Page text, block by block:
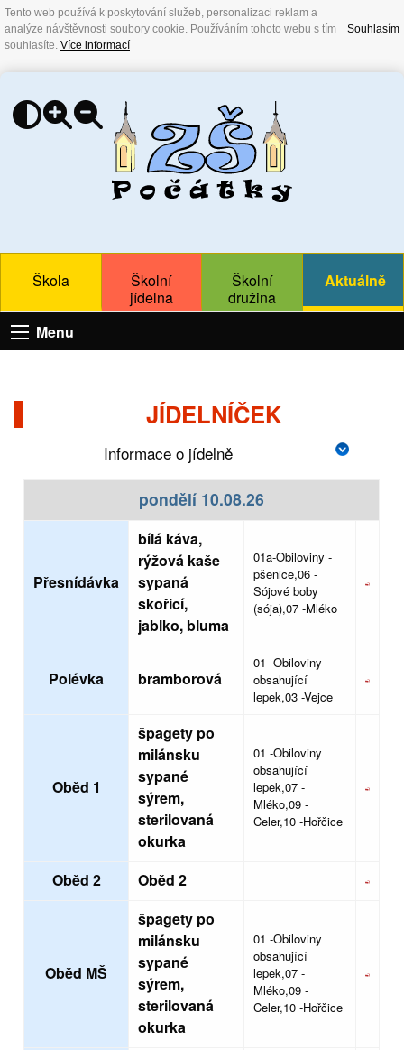
Tento web používá k poskytování služeb, personalizaci reklam a
analýze návštěvnosti soubory cookie. Používáním tohoto webu s tím
souhlasíte. Více informací
Souhlasím
Škola
Školní
jídelna
Školní
družina
Aktuálně
Menu
JÍDELNÍČEK
Informace o jídelně zobrazit alergeny jidla
pondělí 10.08.26
Přesnídávka
bílá káva,
rýžová kaše
sypaná
skořicí,
jablko, bluma
01a-Obiloviny -
pšenice,06 -
Sójové boby
(sója),07 -Mléko
Polévka bramborová
01 -Obiloviny
obsahující
lepek,03 -Vejce
Oběd 1
špagety po
milánsku
sypané
sýrem,
sterilovaná
okurka
01 -Obiloviny
obsahující
lepek,07 -
Mléko,09 -
Celer,10 -Hořčice
Oběd 2 Oběd 2
Oběd MŠ
špagety po
milánsku
sypané
sýrem,
sterilovaná
okurka
01 -Obiloviny
obsahující
lepek,07 -
Mléko,09 -
Celer,10 -Hořčice